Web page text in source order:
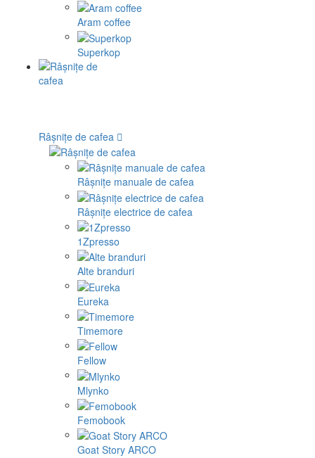
Aram coffee
Superkop
Râșnițe de cafea
Râșnițe manuale de cafea
Râșnițe electrice de cafea
1Zpresso
Alte branduri
Eureka
Timemore
Fellow
Mlynko
Femobook
Goat Story ARCO